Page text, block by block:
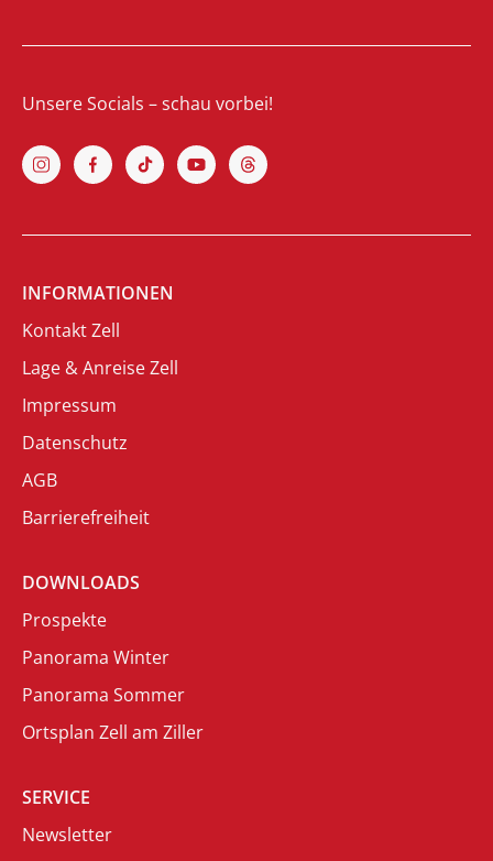
Unsere Socials – schau vorbei!
INFORMATIONEN
Kontakt Zell
Lage & Anreise Zell
Impressum
Datenschutz
AGB
Barrierefreiheit
DOWNLOADS
Prospekte
Panorama Winter
Panorama Sommer
Ortsplan Zell am Ziller
SERVICE
Newsletter